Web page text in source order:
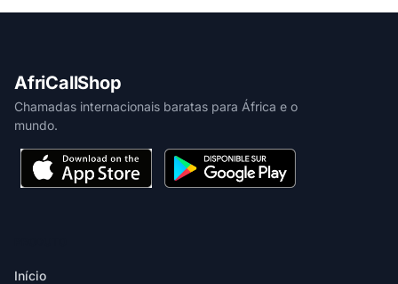
AfriCallShop
Chamadas internacionais baratas para África e o
mundo.
Início